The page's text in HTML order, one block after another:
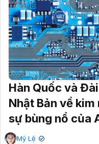
Hàn Quốc và
Nhật Bản về
sự bùng nổ của
Mỹ Lệ ✔